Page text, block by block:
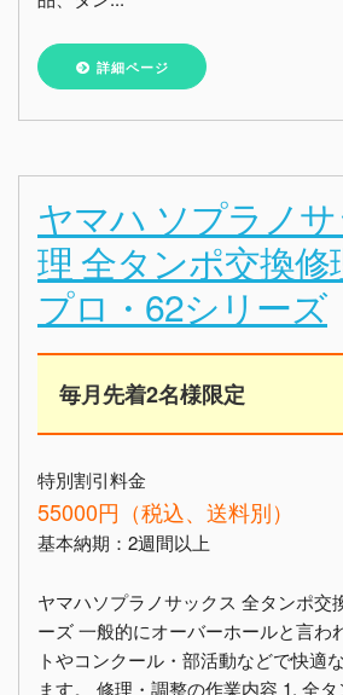
詳細ページ
ヤマハ ソプラノ
理 全タンポ交換修
プロ・62シリーズ
毎月先着2名様限定
特別割引料金
55000円（税込、送料別）
基本納期：2週間以上
ヤマハソプラノサックス 全タンポ交
ーズ 一般的にオーバーホールと言わ
トやコンクール・部活動などで快適
ます。 修理・調整の作業内容 1. 全タ